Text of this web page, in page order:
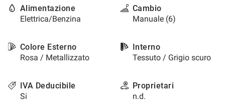
Alimentazione
Elettrica/Benzina
Cambio
Manuale (6)
Colore Esterno
Rosa / Metallizzato
Interno
Tessuto / Grigio scuro
IVA Deducibile
Si
Proprietari
n.d.
funzionamento
di
tracciamento
alla
cookie